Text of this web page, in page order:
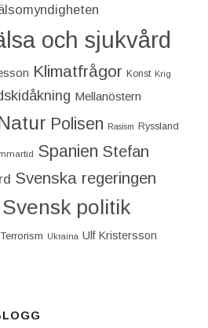
och sjukvård
Klimatfrågor Konst Krig
Mellanöstern
Polisen Rasism Ryssland
Spanien Stefan
Svenska regeringen
Svensk politik
Terrorism Ukraina Ulf Kristersson